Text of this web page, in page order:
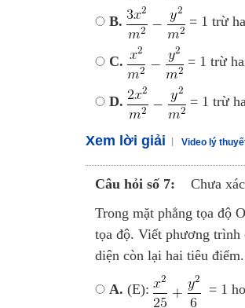
B. = 1 trừ
C. = 1 trừ
D. = 1 trừ
Xem lời giải Video lý
Câu hỏi số 7:
Chưa
Trong mặt phẳng tọa độ
tọa độ. Viết phương
diện còn lại hai tiêu điểm.
A. (E): = 1